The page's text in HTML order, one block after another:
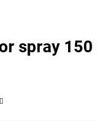
spray 150